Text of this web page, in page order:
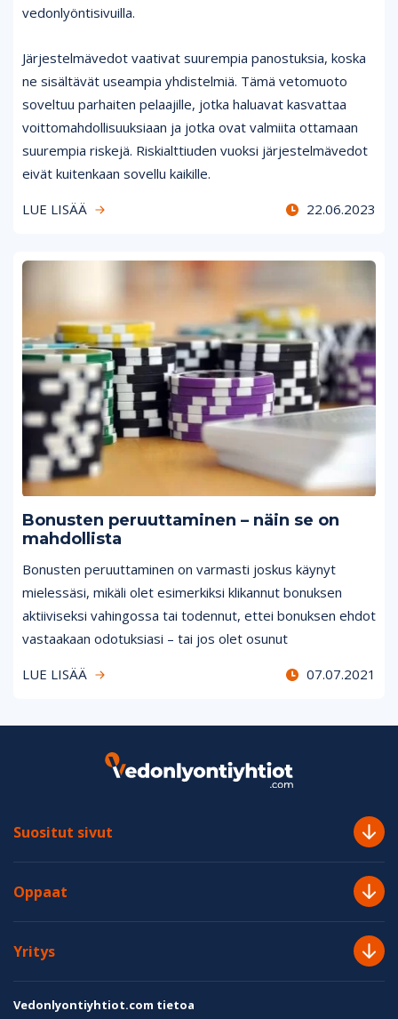
vedonlyöntisivuilla.
Järjestelmävedot vaativat suurempia panostuksia, koska
ne sisältävät useampia yhdistelmiä. Tämä vetomuoto
soveltuu parhaiten pelaajille, jotka haluavat kasvattaa
voittomahdollisuuksiaan ja jotka ovat valmiita ottamaan
suurempia riskejä. Riskialttiuden vuoksi järjestelmävedot
eivät kuitenkaan sovellu kaikille.
LUE LISÄÄ
22.06.2023
Bonusten peruuttaminen – näin se on
mahdollista
Bonusten peruuttaminen on varmasti joskus käynyt
mielessäsi, mikäli olet esimerkiksi klikannut bonuksen
aktiiviseksi vahingossa tai todennut, ettei bonuksen ehdot
vastaakaan odotuksiasi – tai jos olet osunut
LUE LISÄÄ
07.07.2021
Suositut sivut
Oppaat
Yritys
Vedonlyontiyhtiot.com tietoa